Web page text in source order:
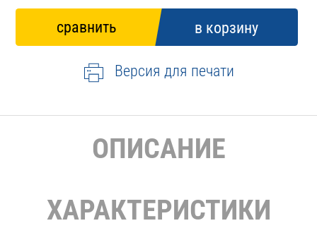
Версия для печати
ОПИСАНИЕ
ХАРАКТЕРИСТИКИ